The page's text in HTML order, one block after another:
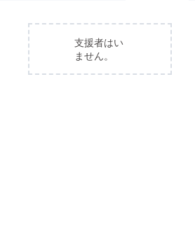
支援者はい
ません。